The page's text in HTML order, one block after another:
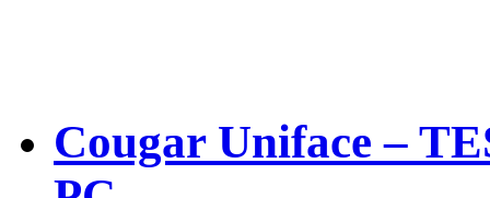
Cougar Uniface –